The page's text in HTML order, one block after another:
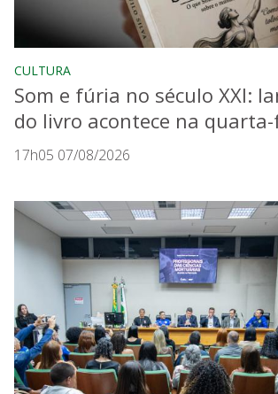
CULTURA
Som e fúria no século XXI:
do livro acontece na
17h05 07/08/2026